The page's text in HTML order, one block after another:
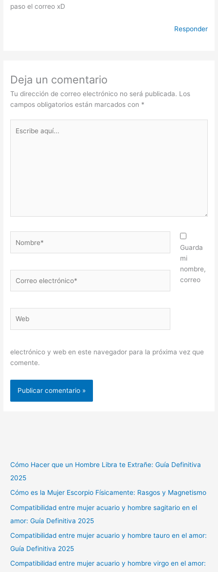
paso el correo xD
Responder
Deja un comentario
Tu dirección de correo electrónico no será publicada. Los
campos obligatorios están marcados con *
aquí...
electrónico*
Guarda
mi
nombre,
correo
electrónico y web en este navegador para la próxima vez que
comente.
Cómo Hacer que un Hombre Libra te Extrañe: Guía Definitiva
2025
Cómo es la Mujer Escorpio Físicamente: Rasgos y Magnetismo
Compatibilidad entre mujer acuario y hombre sagitario en el
amor: Guía Definitiva 2025
Compatibilidad entre mujer acuario y hombre tauro en el amor:
Guía Definitiva 2025
Compatibilidad entre mujer acuario y hombre virgo en el amor: